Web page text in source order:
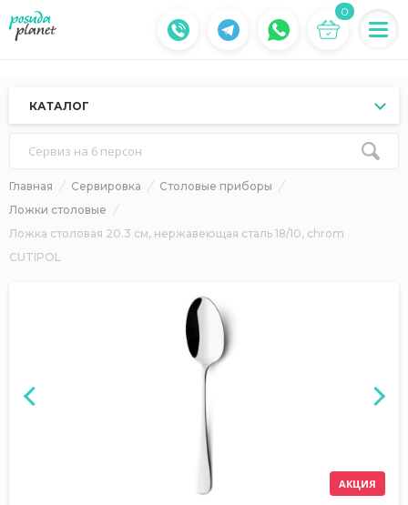
0
КАТАЛОГ
Сервиз на 6 персон
Главная Сервировка
Столовые приборы
Ложки столовые
Ложка столовая 20.3 см, нержавеющая сталь 18/10, chrom
CUTIPOL
АКЦИЯ